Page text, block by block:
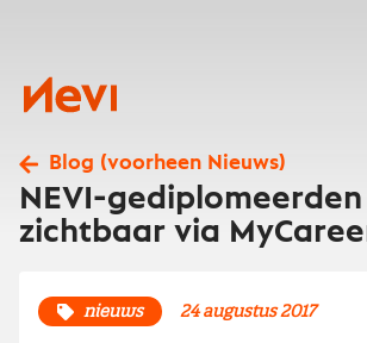
Nevi
Blog (voorheen Nieuws)
NEVI-gediplomeerden
zichtbaar via
nieuws 24 augustus 2017